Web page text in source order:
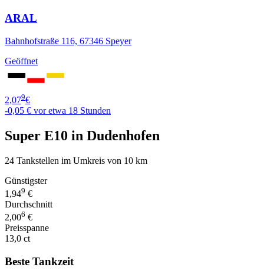
ARAL
Bahnhofstraße 116, 67346 Speyer
Geöffnet
2,079€
-0,05 € vor etwa 18 Stunden
Super E10 in Dudenhofen
24 Tankstellen im Umkreis von 10 km
Günstigster
1,949 €
Durchschnitt
2,006 €
Preisspanne
13,0 ct
Beste Tankzeit